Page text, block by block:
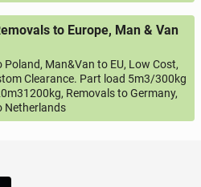
to Europe, Man & Van
Poland, Man&Van to EU, Low Cost,
Clearance. Part load 5m3/300kg
Removals to Germany,
Netherlands